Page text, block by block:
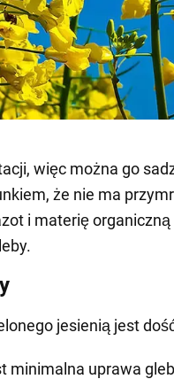
więc można go
że nie ma
i materię
jesienią jest
minimalna uprawa